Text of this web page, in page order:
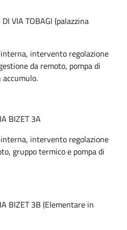
VIA TOBAGI (palazzina
intervento regolazione
da remoto, pompa di
BIZET 3A
intervento regolazione
gruppo termico e pompa di
BIZET 3B (Elementare in